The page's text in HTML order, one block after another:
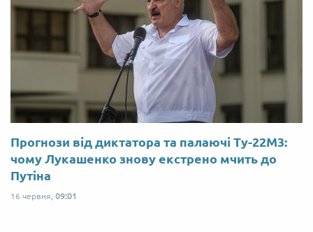
Прогнози від диктатора та палаючі Ту-22М3:
чому Лукашенко знову екстрено мчить до
Путіна
16 червня, 09:01